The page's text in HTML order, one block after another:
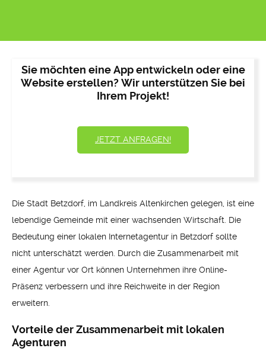
Sie möchten eine App entwickeln oder eine
Website erstellen? Wir unterstützen Sie bei
Ihrem Projekt!
JETZT ANFRAGEN!
Die Stadt Betzdorf, im Landkreis Altenkirchen gelegen, ist eine
lebendige Gemeinde mit einer wachsenden Wirtschaft. Die
Bedeutung einer lokalen Internetagentur in Betzdorf sollte
nicht unterschätzt werden. Durch die Zusammenarbeit mit
einer Agentur vor Ort können Unternehmen ihre Online-
Präsenz verbessern und ihre Reichweite in der Region
erweitern.
Vorteile der Zusammenarbeit mit lokalen
Agenturen